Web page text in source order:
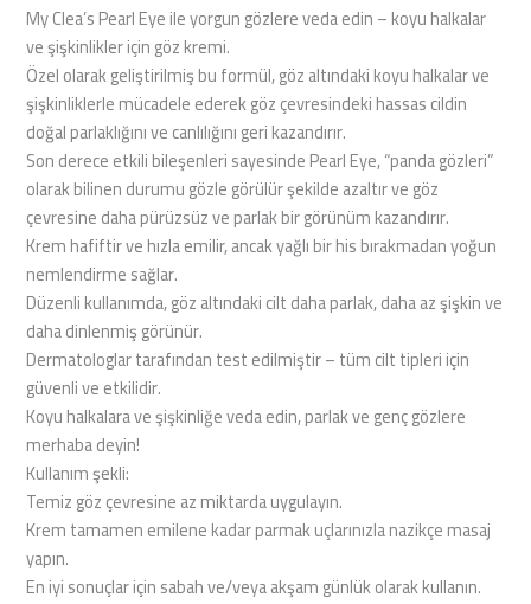
My Clea’s Pearl Eye ile yorgun gözlere veda edin – koyu halkalar
ve şişkinlikler için göz kremi.
Özel olarak geliştirilmiş bu formül, göz altındaki koyu halkalar ve
şişkinliklerle mücadele ederek göz çevresindeki hassas cildin
doğal parlaklığını ve canlılığını geri kazandırır.
Son derece etkili bileşenleri sayesinde Pearl Eye, “panda gözleri”
olarak bilinen durumu gözle görülür şekilde azaltır ve göz
çevresine daha pürüzsüz ve parlak bir görünüm kazandırır.
Krem hafiftir ve hızla emilir, ancak yağlı bir his bırakmadan yoğun
nemlendirme sağlar.
Düzenli kullanımda, göz altındaki cilt daha parlak, daha az şişkin ve
daha dinlenmiş görünür.
Dermatologlar tarafından test edilmiştir – tüm cilt tipleri için
güvenli ve etkilidir.
Koyu halkalara ve şişkinliğe veda edin, parlak ve genç gözlere
merhaba deyin!
Kullanım şekli:
Temiz göz çevresine az miktarda uygulayın.
Krem tamamen emilene kadar parmak uçlarınızla nazikçe masaj
yapın.
En iyi sonuçlar için sabah ve/veya akşam günlük olarak kullanın.